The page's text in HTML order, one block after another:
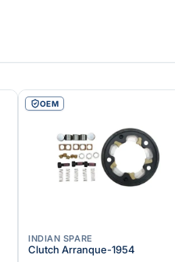
OEM
INDIAN SPARE
Clutch Arranque-1954